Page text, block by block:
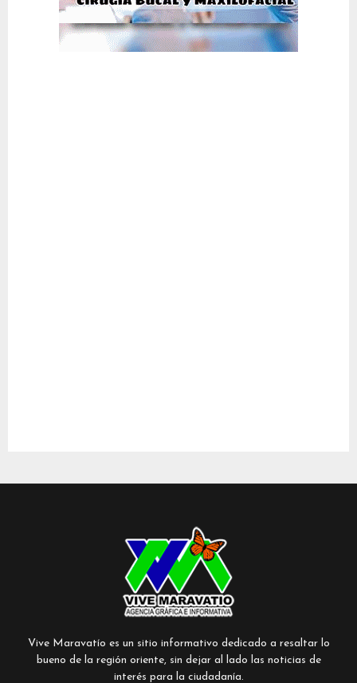
Vive Maravatío es un sitio informativo dedicado a resaltar lo
bueno de la región oriente, sin dejar al lado las noticias de
interés para la ciudadanía.